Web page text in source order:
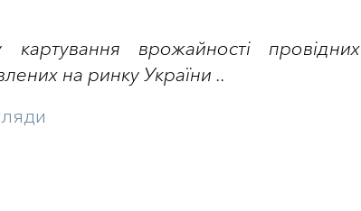
врожайності провідних
на ринку України ..